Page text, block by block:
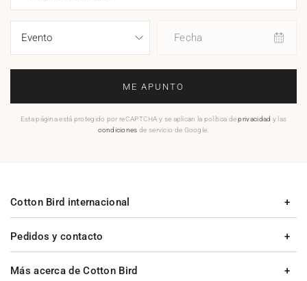
Fecha
ME APUNTO
Esta página está protegido por reCAPTCHA y se aplican la política deprivacidad y las
condiciones de servicio de Google.
Pedidos y contacto
Más acerca de Cotton Bird
Cotton Bird internacional